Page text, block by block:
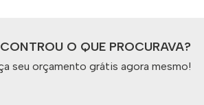
O QUE PROCURAVA?
seu orçamento grátis agora mesmo!